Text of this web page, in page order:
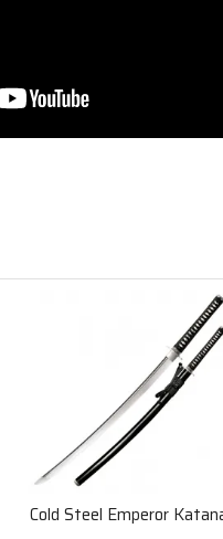
Cold Steel Emperor